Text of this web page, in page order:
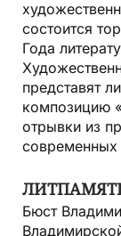
состоится
Года
представят
композицию
отрывки из
современных
Бюст